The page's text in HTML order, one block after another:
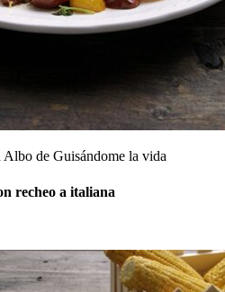
Albo de Guisándome la vida
recheo a italiana